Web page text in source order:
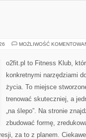
MOŻLIWOŚĆ
o2fit.pl to Fitness Klub,
konkretnymi narzędziami
życia. To miejsce
trenować skuteczniej, a
„na ślepo”. Na stronie
zbudować formę,
za to z planem.